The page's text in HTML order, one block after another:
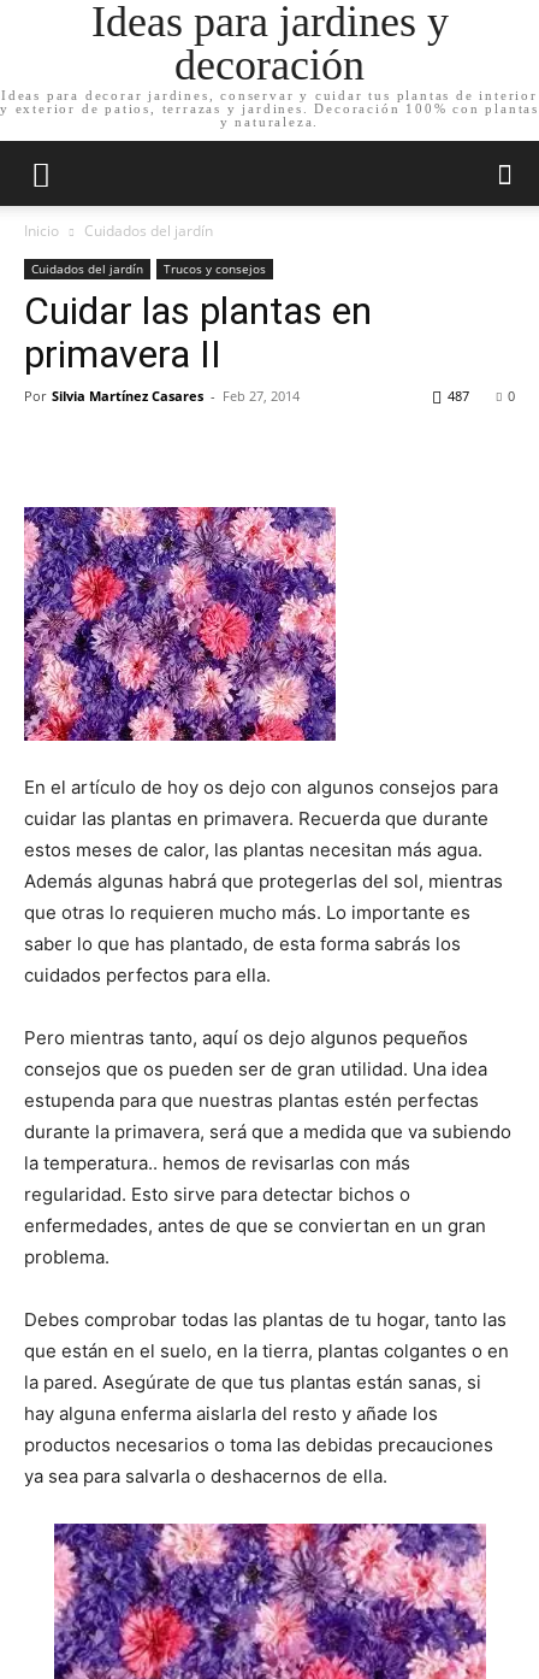
Ideas para jardines y
decoración
Ideas para decorar jardines, conservar y cuidar tus plantas de interior
y exterior de patios, terrazas y jardines. Decoración 100% con plantas
y naturaleza.
Inicio Cuidados del jardín
Cuidados del jardín Trucos y consejos
Cuidar las plantas en
primavera II
Por Silvia Martínez Casares - Feb 27, 2014 0
487
En el artículo de hoy os dejo con algunos consejos para
cuidar las plantas en primavera. Recuerda que durante
estos meses de calor, las plantas necesitan más agua.
Además algunas habrá que protegerlas del sol, mientras
que otras lo requieren mucho más. Lo importante es
saber lo que has plantado, de esta forma sabrás los
cuidados perfectos para ella.
Pero mientras tanto, aquí os dejo algunos pequeños
consejos que os pueden ser de gran utilidad. Una idea
estupenda para que nuestras plantas estén perfectas
durante la primavera, será que a medida que va subiendo
la temperatura.. hemos de revisarlas con más
regularidad. Esto sirve para detectar bichos o
enfermedades, antes de que se conviertan en un gran
problema.
Debes comprobar todas las plantas de tu hogar, tanto las
que están en el suelo, en la tierra, plantas colgantes o en
la pared. Asegúrate de que tus plantas están sanas, si
hay alguna enferma aislarla del resto y añade los
productos necesarios o toma las debidas precauciones
ya sea para salvarla o deshacernos de ella.